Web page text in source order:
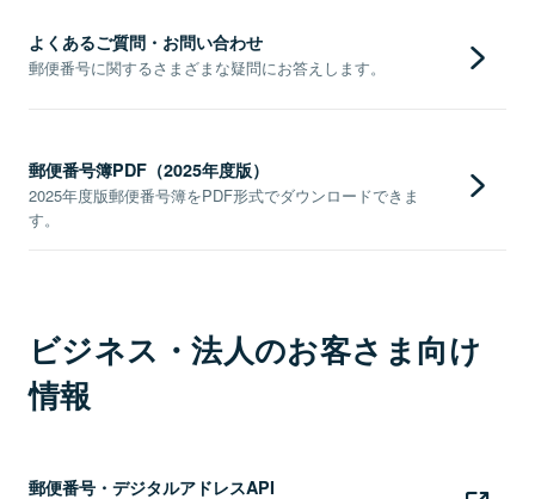
よくあるご質問・お問い合わせ
郵便番号に関するさまざまな疑問にお答えします。
郵便番号簿PDF（2025年度版）
2025年度版郵便番号簿をPDF形式でダウンロードできま
す。
ビジネス・法人のお客さま向け
情報
郵便番号・デジタルアドレスAPI